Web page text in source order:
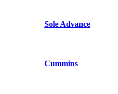
Sole Advance
Cummins